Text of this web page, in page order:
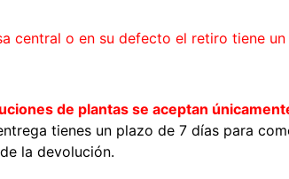
central o en su defecto el retiro tiene
de plantas se aceptan
tienes un plazo de 7 días para
la devolución.